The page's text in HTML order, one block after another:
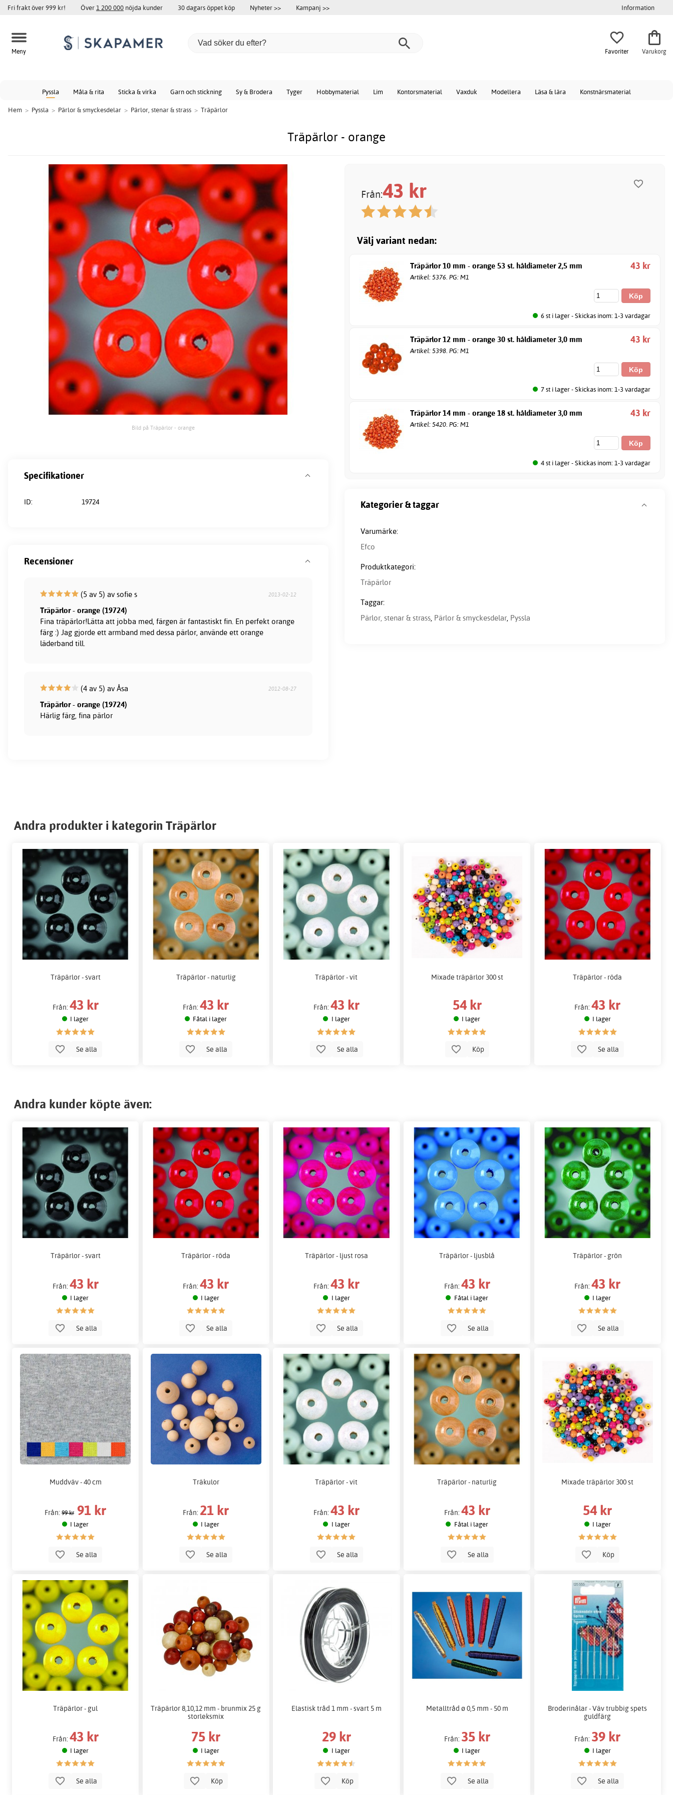
Fri frakt över 999 kr! Över1 200 000 nöjda kunder 30 dagars öppet köp Nyheter >> Kampanj >> Information
Meny Favoriter Varukorg
Pyssla Måla & rita Sticka & virka Garn och stickning Sy & Brodera Tyger Hobbymaterial Lim Kontorsmaterial Vaxduk Modellera Läsa & lära Konstnärsmaterial
Hem > Pyssla > Pärlor & smyckesdelar > Pärlor, stenar & strass > Träpärlor
Träpärlor - orange
Bild på Träpärlor - orange
Från:43 kr
Välj variant nedan:
Träpärlor 10 mm - orange 53 st. håldiameter 2,5 mm
Artikel: 5376. PG: M1
43 kr
6 st i lager - Skickas inom: 1-3 vardagar
Träpärlor 12 mm - orange 30 st. håldiameter 3,0 mm
Artikel: 5398. PG: M1
43 kr
7 st i lager - Skickas inom: 1-3 vardagar
Träpärlor 14 mm - orange 18 st. håldiameter 3,0 mm
Artikel: 5420. PG: M1
43 kr
4 st i lager - Skickas inom: 1-3 vardagar
Specifikationer
ID: 19724 Kategorier & taggar
Varumärke:
Efco
Produktkategori:
Träpärlor
Taggar:
Pärlor, stenar & strass Pärlor & smyckesdelar Pyssla
Recensioner
(5 av 5) av sofie s 2013-02-12
Träpärlor - orange (19724)
Fina träpärlor!Lätta att jobba med, färgen är fantastiskt fin. En perfekt orange
färg :) Jag gjorde ett armband med dessa pärlor, använde ett orange
läderband till.
(4 av 5) av Åsa 2012-08-27
Träpärlor - orange (19724)
Härlig färg, fina pärlor
Andra produkter i kategorin Träpärlor
Träpärlor - svart
Från: 43 kr
I lager
Se alla
Träpärlor - naturlig
Från:43 kr
Fåtal i lager
Se alla
Träpärlor - vit
Från: 43 kr
I lager
Se alla
Mixade träpärlor 300 st
54 kr
I lager
Köp
Träpärlor - röda
Från:43 kr
I lager
Se alla
Andra kunder köpte även:
Träpärlor - svart
Från: 43 kr
I lager
Se alla
Träpärlor - röda
Från:43 kr
I lager
Se alla
Träpärlor - ljust rosa
Från: 43 kr
I lager
Se alla
Träpärlor - ljusblå
Från: 43 kr
Fåtal i lager
Se alla
Träpärlor - grön
Från:43 kr
I lager
Se alla
Muddväv - 40 cm
Från:99 kr 91 kr
I lager
Se alla
Träkulor
Från: 21 kr
I lager
Se alla
Träpärlor - vit
Från: 43 kr
I lager
Se alla
Träpärlor - naturlig
Från: 43 kr
Fåtal i lager
Se alla
Mixade träpärlor 300 st
54 kr
I lager
Köp
Träpärlor - gul
Från: 43 kr
I lager
Se alla
Träpärlor 8,10,12 mm - brunmix 25 g
storleksmix
75 kr
I lager
Köp
Elastisk tråd 1 mm - svart 5 m
29 kr
I lager
Köp
Metalltråd ø 0,5 mm - 50 m
Från: 35 kr
I lager
Se alla
Broderinålar - Väv trubbig spets
guldfärg
Från: 39 kr
I lager
Se alla